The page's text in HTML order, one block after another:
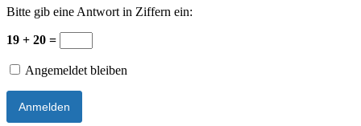
Bitte gib eine Antwort in Ziffern ein:
19 + 20 =
Angemeldet bleiben